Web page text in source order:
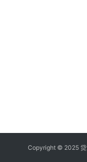
Copyright © 2025